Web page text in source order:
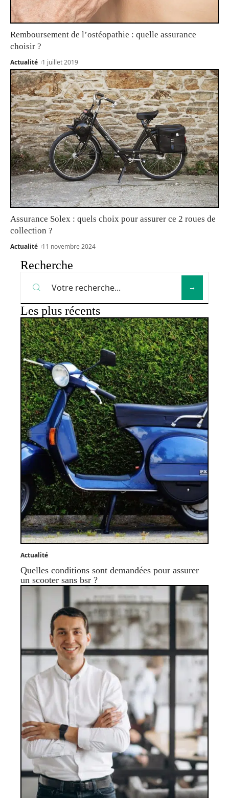
Remboursement de l’ostéopathie : quelle assurance
choisir ?
Actualité 1 juillet 2019
Assurance Solex : quels choix pour assurer ce 2 roues de
collection ?
Actualité 11 novembre 2024
Recherche
Les plus récents
Actualité
Quelles conditions sont demandées pour assurer
un scooter sans bsr ?